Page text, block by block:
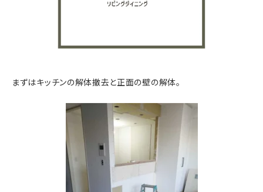
まずはキッチンの解体撤去と正面の壁の解体。